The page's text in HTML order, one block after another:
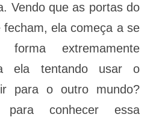
Vendo que as portas do
fecham, ela começa a se
forma extremamente
ela tentando usar o
para o outro mundo?
para conhecer essa